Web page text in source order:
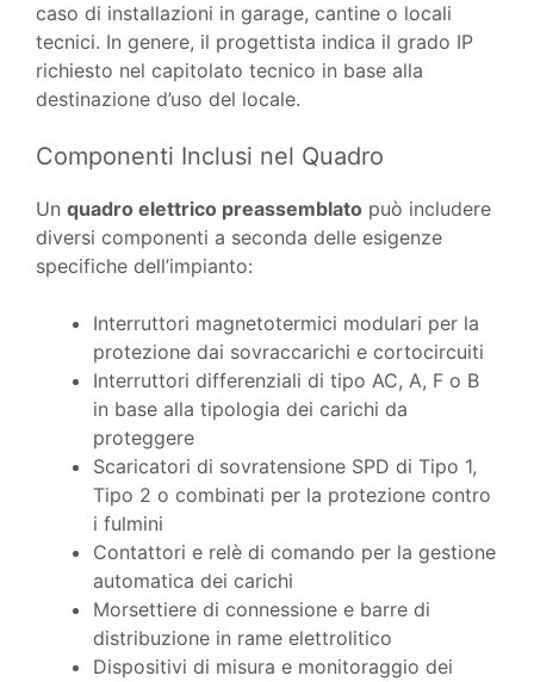
caso di installazioni in garage, cantine o locali
tecnici. In genere, il progettista indica il grado IP
richiesto nel capitolato tecnico in base alla
destinazione d’uso del locale.
Componenti Inclusi nel Quadro
Un quadro elettrico preassemblato può includere
diversi componenti a seconda delle esigenze
specifiche dell’impianto:
Interruttori magnetotermici modulari per la
protezione dai sovraccarichi e cortocircuiti
Interruttori differenziali di tipo AC, A, F o B
in base alla tipologia dei carichi da
proteggere
Scaricatori di sovratensione SPD di Tipo 1,
Tipo 2 o combinati per la protezione contro
i fulmini
Contattori e relè di comando per la gestione
automatica dei carichi
Morsettiere di connessione e barre di
distribuzione in rame elettrolitico
Dispositivi di misura e monitoraggio dei